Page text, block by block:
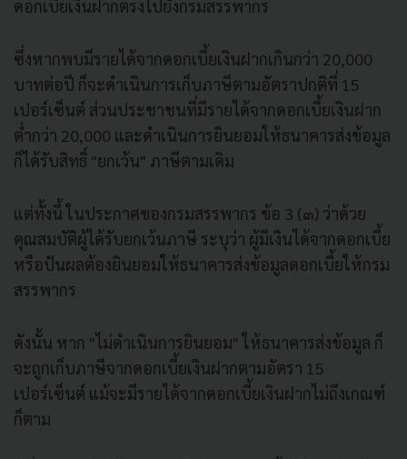
ดอกเบี้ยเงินฝากตรงไปยังกรมสรรพากร
ซึ่งหากพบมีรายได้จากดอกเบี้ยเงินฝากเกินกว่า 20,000
บาทต่อปี ก็จะดำเนินการเก็บภาษีตามอัตราปกติที่ 15
เปอร์เซ็นต์ ส่วนประชาชนที่มีรายได้จากดอกเบี้ยเงินฝาก
ต่ำกว่า 20,000 และดำเนินการยินยอมให้ธนาคารส่งข้อมูล
ก็ได้รับสิทธิ์ "ยกเว้น" ภาษีตามเดิม
แต่ทั้งนี้ ในประกาศของกรมสรรพากร ข้อ 3 (๓) ว่าด้วย
คุณสมบัติผู้ได้รับยกเว้นภาษี ระบุว่า ผู้มีเงินได้จากดอกเบี้ย
หรือปันผลต้องยินยอมให้ธนาคารส่งข้อมูลดอกเบี้ยให้กรม
สรรพากร
ดังนั้น หาก "ไม่ดำเนินการยินยอม" ให้ธนาคารส่งข้อมูล ก็
จะถูกเก็บภาษีจากดอกเบี้ยเงินฝากตามอัตรา 15
เปอร์เซ็นต์ แม้จะมีรายได้จากดอกเบี้ยเงินฝากไม่ถึงเกณฑ์
ก็ตาม